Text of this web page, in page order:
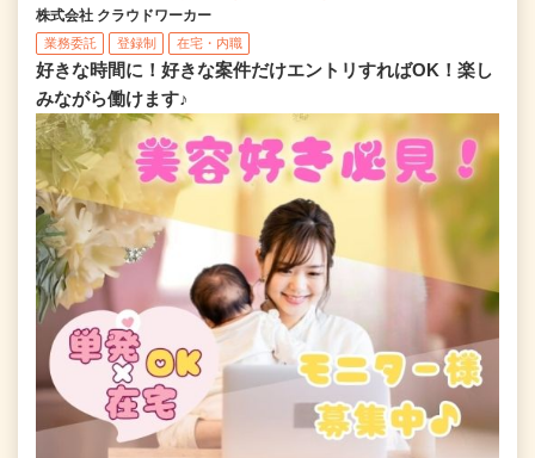
株式会社 クラウドワーカー
業務委託 登録制 在宅・内職
好きな時間に！好きな案件だけエントリすればOK！楽し
みながら働けます♪